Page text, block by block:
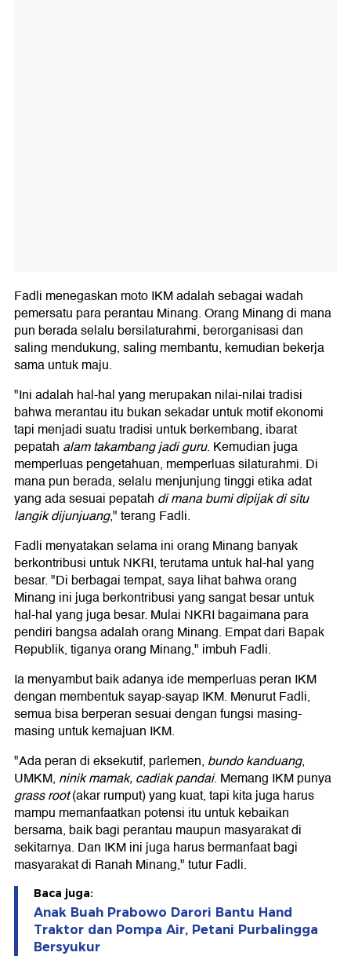
Fadli menegaskan moto IKM adalah sebagai wadah
pemersatu para perantau Minang. Orang Minang di mana
pun berada selalu bersilaturahmi, berorganisasi dan
saling mendukung, saling membantu, kemudian bekerja
sama untuk maju.
"Ini adalah hal-hal yang merupakan nilai-nilai tradisi
bahwa merantau itu bukan sekadar untuk motif ekonomi
tapi menjadi suatu tradisi untuk berkembang, ibarat
pepatah alam takambang jadi guru. Kemudian juga
memperluas pengetahuan, memperluas silaturahmi. Di
mana pun berada, selalu menjunjung tinggi etika adat
yang ada sesuai pepatah dimana bumi dipijak di situ
langik dijunjuang," terang Fadli.
Fadli menyatakan selama ini orang Minang banyak
berkontribusi untuk NKRI, terutama untuk hal-hal yang
besar. "Di berbagai tempat, saya lihat bahwa orang
Minang ini juga berkontribusi yang sangat besar untuk
hal-hal yang juga besar. Mulai NKRI bagaimana para
pendiri bangsa adalah orang Minang. Empat dari Bapak
Republik, tiganya orang Minang," imbuh Fadli.
Ia menyambut baik adanya ide memperluas peran IKM
dengan membentuk sayap-sayap IKM. Menurut Fadli,
semua bisa berperan sesuai dengan fungsi masing-
masing untuk kemajuan IKM.
"Ada peran di eksekutif, parlemen, bundo kanduang,
UMKM, ninik mamak, cadiak pandai. Memang IKM punya
grass root(akar rumput) yang kuat, tapi kita juga harus
mampu memanfaatkan potensi itu untuk kebaikan
bersama, baik bagi perantau maupun masyarakat di
sekitarnya. Dan IKM ini juga harus bermanfaat bagi
masyarakat di Ranah Minang," tutur Fadli.
Baca juga:
Anak Buah Prabowo Darori Bantu Hand
Traktor dan Pompa Air, Petani Purbalingga
Bersyukur